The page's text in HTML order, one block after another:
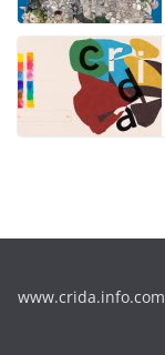
www.crida.info.com